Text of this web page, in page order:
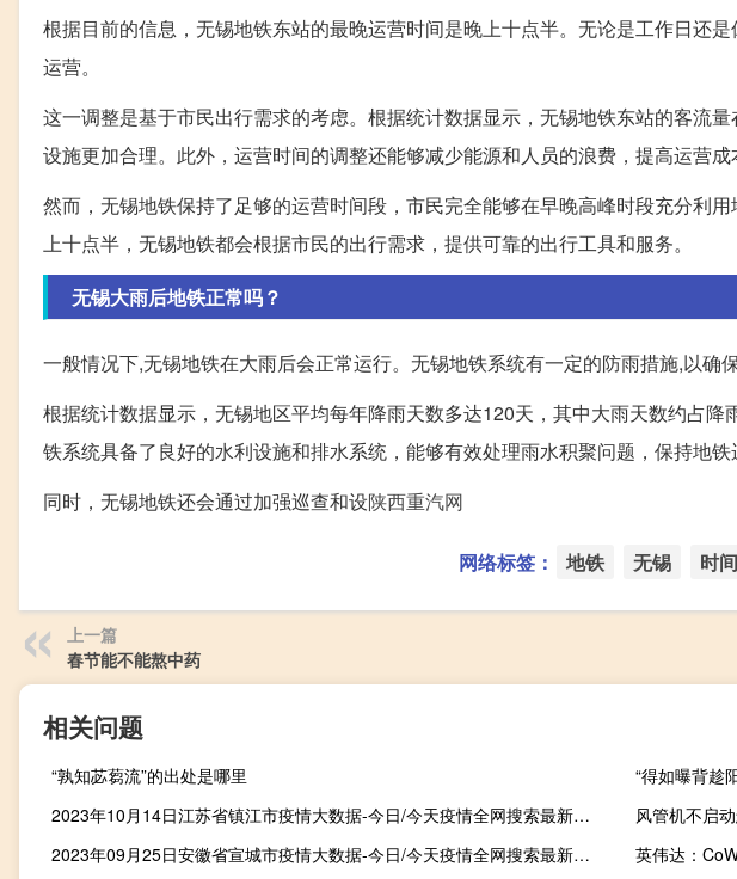
根据目前的信息，无锡地铁东站的最晚运营时间是晚上十点半。无论是工作日还
运营。
这一调整是基于市民出行需求的考虑。根据统计数据显示，无锡地铁东站的客流
设施更加合理。此外，运营时间的调整还能够减少能源和人员的浪费，提高运营成
然而，无锡地铁保持了足够的运营时间段，市民完全能够在早晚高峰时段充分利
上十点半，无锡地铁都会根据市民的出行需求，提供可靠的出行工具和服务。
无锡大雨后地铁正常吗？
一般情况下,无锡地铁在大雨后会正常运行。无锡地铁系统有一定的防雨措施,以确
根据统计数据显示，无锡地区平均每年降雨天数多达120天，其中大雨天数约占
铁系统具备了良好的水利设施和排水系统，能够有效处理雨水积聚问题，保持地铁
同时，无锡地铁还会通过加强巡查和设陕西重汽网
网络标签： 地铁 无锡 时间
上一篇
春节能不能熬中药
相关问题
“孰知苾蒭流”的出处是哪里
“得如曝背趁
2023年10月14日江苏省镇江市疫情大数据-今日/今天疫情全网搜索最新实时消息动态情况通知播报
风管机不启
2023年09月25日安徽省宣城市疫情大数据-今日/今天疫情全网搜索最新实时消息动态情况通知播报